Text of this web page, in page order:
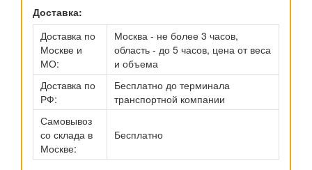
Доставка:
Доставка по
Москве и
МО:
Москва - не более 3 часов,
область - до 5 часов, цена от веса
и объема
Доставка по
РФ:
Бесплатно до терминала
транспортной компании
Самовывоз
со склада в
Москве:
Бесплатно